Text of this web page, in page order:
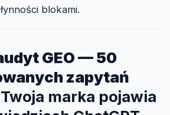
blokami.
GEO — 50
zapytań
marka pojawia